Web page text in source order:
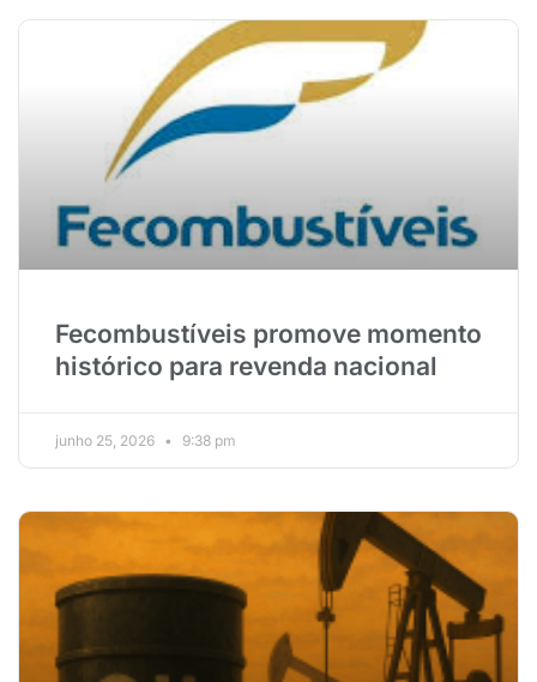
Fecombustíveis promove momento
histórico para revenda nacional
junho 25, 2026 9:38 pm